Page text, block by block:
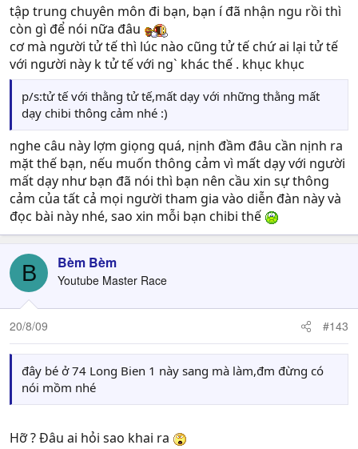
lúc đấy thằng nào ngu biết liền,chỉ nói thế thôi *** võ
mồm đàn bà nhiều,thích sang đây,mệt
p/s:tử tế với thằng tử tế,mất dạy với những thằng mất
dạy chibi thông cảm nhé :)
tập trung chuyên môn đi bạn, bạn í đã nhận ngu rồi thì
còn gì để nói nữa đâu
cơ mà người tử tế thì lúc nào cũng tử tế chứ ai lại tử tế
với người này k tử tế với ng` khác thế . khục khục
p/s:tử tế với thằng tử tế,mất dạy với những thằng mất
dạy chibi thông cảm nhé :)
nghe câu này lợm giọng quá, nịnh đầm đâu cần nịnh ra
mặt thế bạn, nếu muốn thông cảm vì mất dạy với người
mất dạy như bạn đã nói thì bạn nên cầu xin sự thông
cảm của tất cả mọi người tham gia vào diễn đàn này và
đọc bài này nhé, sao xin mỗi bạn chibi thế
B Bèm Bèm
Youtube Master Race
20/8/09 #143
đây bé ở 74 Long Bien 1 này sang mà làm,đm đừng có
nói mồm nhé
Hỡ ? Đâu ai hỏi sao khai ra